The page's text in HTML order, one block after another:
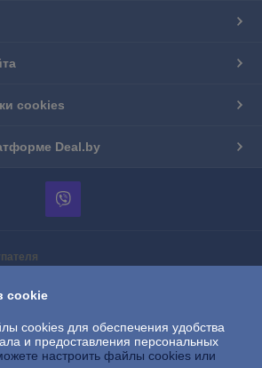
cookies
Deal.by
ЕГР: 291046974
cookie
cookies для обеспечения удобства
и предоставления персональных
настроить файлы cookies или